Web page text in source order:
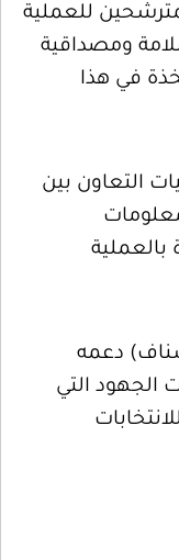
للعملية
سلامة ومصداقية
في هذا
التعاون بين
بالعملية
دعمه
الجهود التي